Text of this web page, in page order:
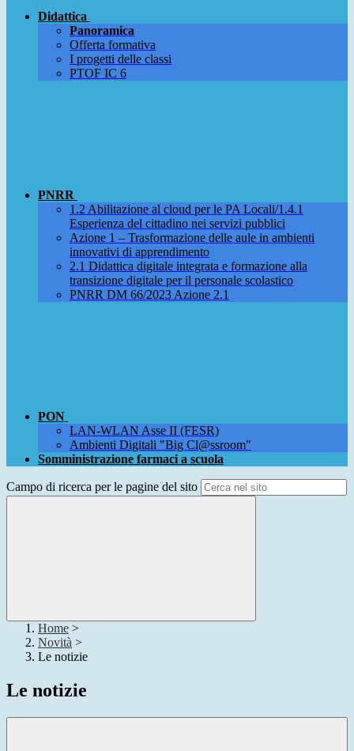
Didattica
Panoramica
Offerta formativa
I progetti delle classi
PTOF IC 6
PNRR
1.2 Abilitazione al cloud per le PA Locali/1.4.1
Esperienza del cittadino nei servizi pubblici
Azione 1 – Trasformazione delle aule in ambienti
innovativi di apprendimento
2.1 Didattica digitale integrata e formazione alla
transizione digitale per il personale scolastico
PNRR DM 66/2023 Azione 2.1
PON
LAN-WLAN Asse II (FESR)
Ambienti Digitali "Big Cl@ssroom"
Somministrazione farmaci a scuola
Campo di ricerca per le pagine del sito
Home >
Novità >
Le notizie
Le notizie